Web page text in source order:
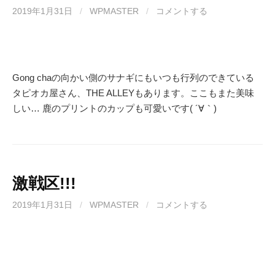
2019年1月31日 / WPMASTER / コメントする
Gong chaの向かい側のサナギにもいつも行列のできている
タピオカ屋さん、THE ALLEYもあります。ここもまた美味
しい… 鹿のプリントのカップも可愛いです( ´∀｀)
激戦区!!!
2019年1月31日 / WPMASTER / コメントする